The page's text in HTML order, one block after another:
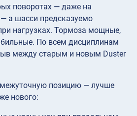
поворотах — даже на
а шасси предсказуемо
нагрузках. Тормоза мощные,
По всем дисциплинам
между старым и новым Duster
позицию — лучше
нового: